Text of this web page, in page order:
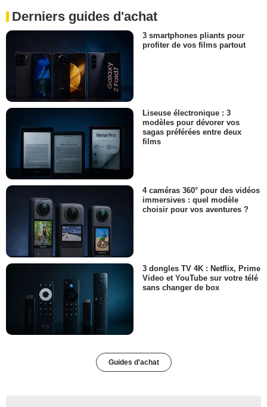
Derniers guides d'achat
3 smartphones pliants pour
profiter de vos films partout
Liseuse électronique : 3
modèles pour dévorer vos
sagas préférées entre deux
films
4 caméras 360° pour des vidéos
immersives : quel modèle
choisir pour vos aventures ?
3 dongles TV 4K : Netflix, Prime
Video et YouTube sur votre télé
sans changer de box
Guides d'achat